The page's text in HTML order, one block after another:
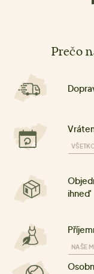
Prečo
ihneď
NAŠE